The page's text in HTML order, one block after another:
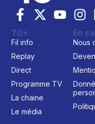
TG+
Fil info
Replay
Direct
Programme TV
La chaine
Le média
En
Nous